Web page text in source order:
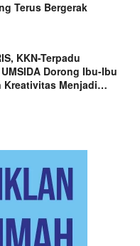
Terus Bergerak
KKN-Terpadu
Dorong Ibu-Ibu
Menjadi